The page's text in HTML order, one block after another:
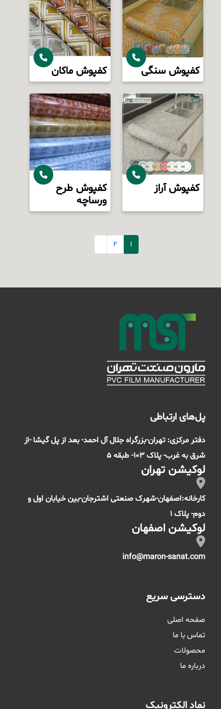
کفپوش سنگی کفپوش ماکان
کفپوش آراز
کفپوش طرح
ورساچه
1
2
پل‌های ارتباطی
دفتر مرکزی: تهران-بزرگراه جلال آل احمد- بعد از پل گیشا -از
شرق به غرب- پلاک 103- طبقه 5
لوکیشن تهران
کارخانه:اصفهان-شهرک صنعتی اشترجان-بین خیابان اول و
دوم- پلاک 1
لوکیشن اصفهان
info@maron-sanat.com
دسترسی سریع
صفحه اصلی
تماس با ما
محصولات
درباره ما
نماد الکترونیک